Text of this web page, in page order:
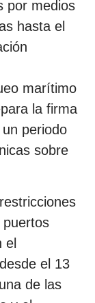
por medios
hasta el
marítimo
la firma
periodo
sobre
el
el 13
de las